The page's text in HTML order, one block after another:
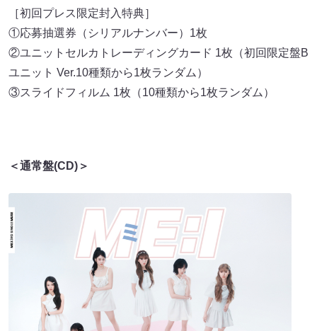
［初回プレス限定封入特典］
①応募抽選券（シリアルナンバー）1枚
②ユニットセルカトレーディングカード 1枚（初回限定盤B
ユニット Ver.10種類から1枚ランダム）
③スライドフィルム 1枚（10種類から1枚ランダム）
＜通常盤(CD)＞